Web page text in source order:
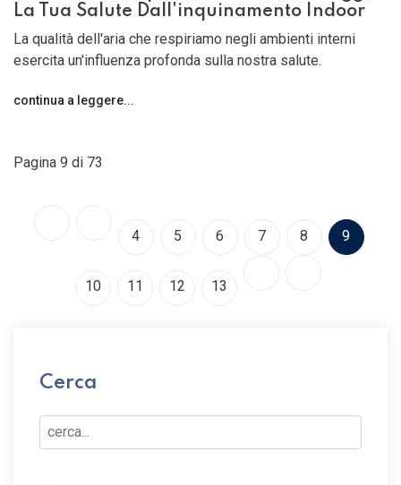
La Tua Salute Dall'inquinamento Indoor
La qualità dell'aria che respiriamo negli ambienti interni
esercita un'influenza profonda sulla nostra salute.
continua a leggere...
Pagina 9 di 73
4 5 6 7 8 9
10 11 12 13
Cerca
Cerca...